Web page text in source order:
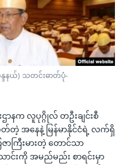
ဒနယ်) သတင်းဓာတ်ပုံ-
ာနက လူပုဂ္ဂိုလ် တဦးချင်းစီ
တဲ့ အနေနဲ့ မြန်မာနိုင်ငံရဲ့ လက်ရှိ
ာကြီးမားတဲ့ တောင်သာ
င်းကို အမည်မည်း စာရင်းမှာ